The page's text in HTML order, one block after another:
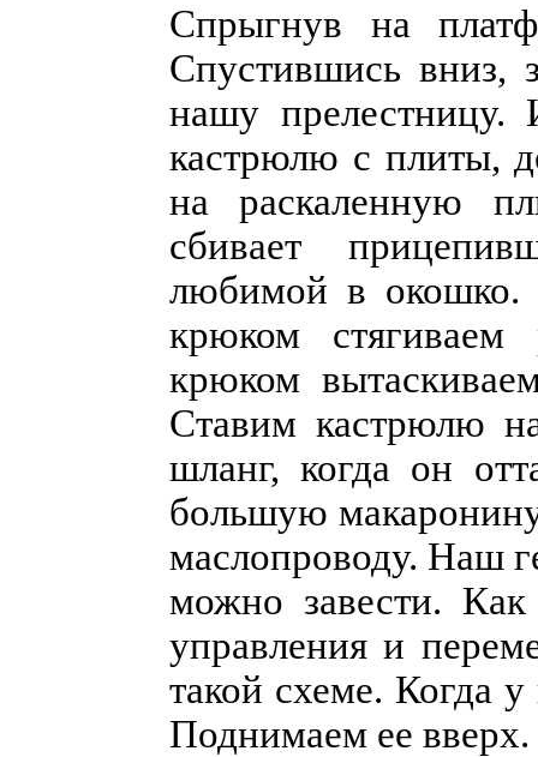
Спрыгнув на
Спустившись вниз,
нашу прелестницу.
кастрюлю с плиты,
на раскаленную
сбивает
любимой в окошко.
крюком стягиваем
крюком
Ставим кастрюлю
шланг, когда он
большую
маслопроводу. Наш
можно завести.
управления и
такой схеме. Когда
Поднимаем ее вверх.